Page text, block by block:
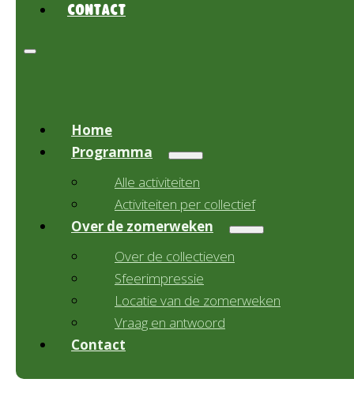
CONTACT
Home
Programma
Alle activiteiten
Activiteiten per collectief
Over de zomerweken
Over de collectieven
Sfeerimpressie
Locatie van de zomerweken
Vraag en antwoord
Contact